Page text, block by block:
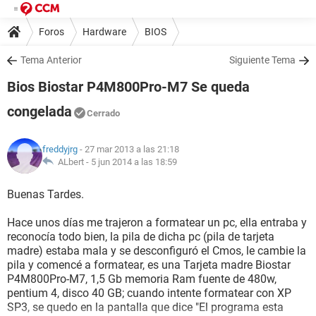
Foros Hardware BIOS
Tema Anterior Siguiente Tema
Bios Biostar P4M800Pro-M7 Se queda
congelada
Cerrado
freddyjrg - 27 mar 2013 a las 21:18
ALbert - 5 jun 2014 a las 18:59
Buenas Tardes.
Hace unos días me trajeron a formatear un pc, ella entraba y
reconocía todo bien, la pila de dicha pc (pila de tarjeta
madre) estaba mala y se desconfiguró el Cmos, le cambie la
pila y comencé a formatear, es una Tarjeta madre Biostar
P4M800Pro-M7, 1,5 Gb memoria Ram fuente de 480w,
pentium 4, disco 40 GB; cuando intente formatear con XP
SP3, se quedo en la pantalla que dice "El programa esta